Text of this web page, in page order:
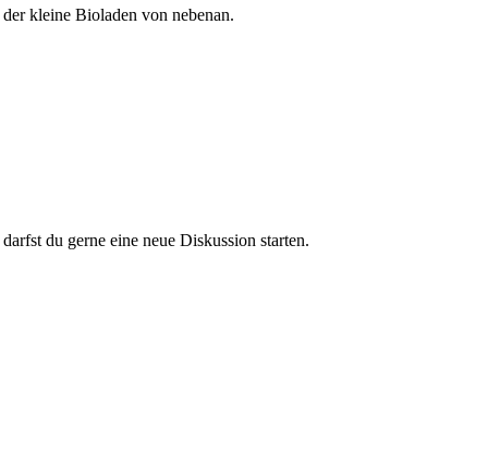
kleine Bioladen von nebenan.
du gerne eine neue Diskussion starten.